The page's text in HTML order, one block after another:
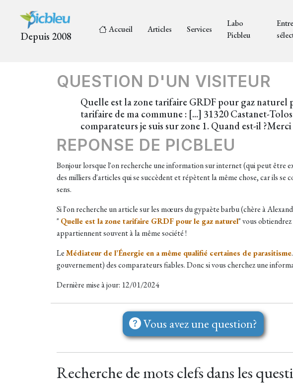
Depuis 2008
Accueil Articles Services
Labo
Picbleu
QUESTION D'UN VISITEUR
Quelle est la zone tarifaire GRDF pour gaz naturel
tarifaire de ma commune : [...] 31320 Castanet-
comparateurs je suis sur zone 1. Quand est-il
REPONSE DE PICBLEU
Bonjour lorsque l'on recherche une information sur internet (qui peut être
des milliers d'articles qui se succèdent et répètent la même chose, car ils
sens.
Si l'on recherche un article sur les mœurs du gypaète barbu (chère à
" Quelle est la zone tarifaire GRDF pour le gaz naturel" vous
appartiennent souvent à la même société !
LeMédiateur de l’Énergie en a même qualifié certaines de parasitisme
gouvernement) des comparateurs fiables. Donc si vous cherchez une
Dernière mise à jour: 12/01/2024
Vous avez une question?
Recherche de mots clefs dans les